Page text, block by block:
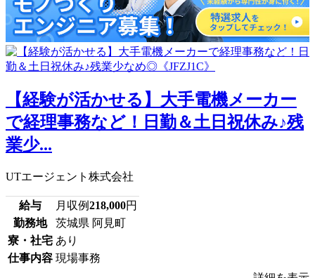
【経験が活かせる】大手電機メーカー
で経理事務など！日勤＆土日祝休み♪残
業少...
UTエージェント株式会社
給与 月収例218,000円
勤務地
茨城県 阿見町
寮・社宅 あり
仕事内容 現場事務